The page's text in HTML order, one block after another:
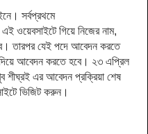
সর্বপ্রথমে
গিয়ে নিজের নাম,
তারপর যেই পদে আবেদন করতে
আবেদন করতে হবে। ২৩ এপ্রিল
শীঘ্রই এর আবেদন প্রক্রিয়া শেষ
ভিজিট করুন।